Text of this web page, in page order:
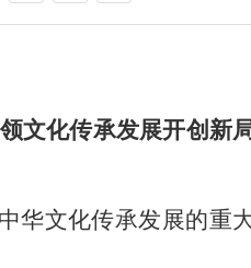
文化传承发展开创新
华文化传承发展的重